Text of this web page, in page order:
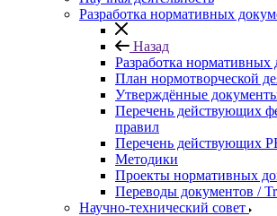
Разработка нормативных
Назад
Разработка нормативных
План нормотворческой
Утверждённые
Перечень действующих
правил
Перечень действующих
Методики
Проекты нормативных
Переводы документов /
Научно-технический совет